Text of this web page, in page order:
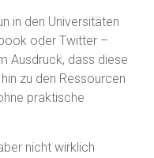
in den Universitäten
oder Twitter –
Ausdruck, dass diese
zu den Ressourcen
praktische
nicht wirklich